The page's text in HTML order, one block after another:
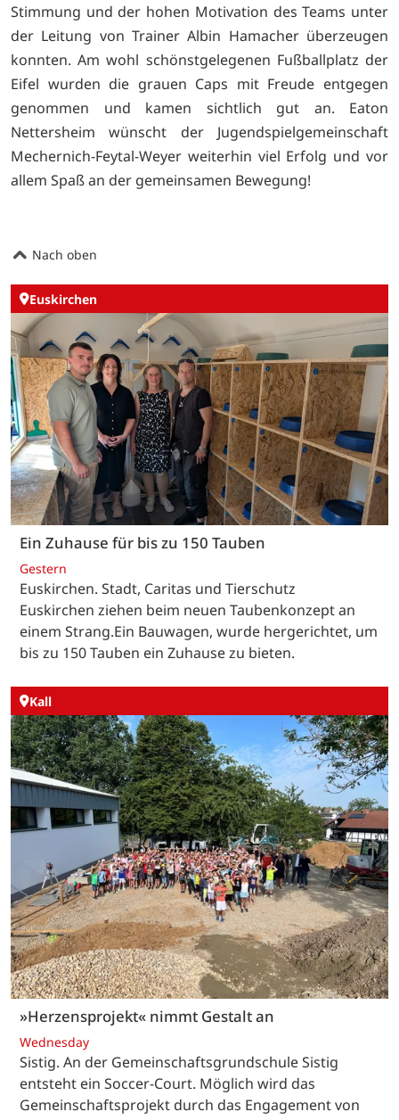
Stimmung und der hohen Motivation des Teams unter
der Leitung von Trainer Albin Hamacher überzeugen
konnten. Am wohl schönstgelegenen Fußballplatz der
Eifel wurden die grauen Caps mit Freude entgegen
genommen und kamen sichtlich gut an. Eaton
Nettersheim wünscht der Jugendspielgemeinschaft
Mechernich-Feytal-Weyer weiterhin viel Erfolg und vor
allem Spaß an der gemeinsamen Bewegung!
Nach oben
Euskirchen
Ein Zuhause für bis zu 150 Tauben
Gestern
Euskirchen. Stadt, Caritas und Tierschutz
Euskirchen ziehen beim neuen Taubenkonzept an
einem Strang.Ein Bauwagen, wurde hergerichtet, um
bis zu 150 Tauben ein Zuhause zu bieten.
Kall
»Herzensprojekt« nimmt Gestalt an
Wednesday
Sistig. An der Gemeinschaftsgrundschule Sistig
entsteht ein Soccer-Court. Möglich wird das
Gemeinschaftsprojekt durch das Engagement von